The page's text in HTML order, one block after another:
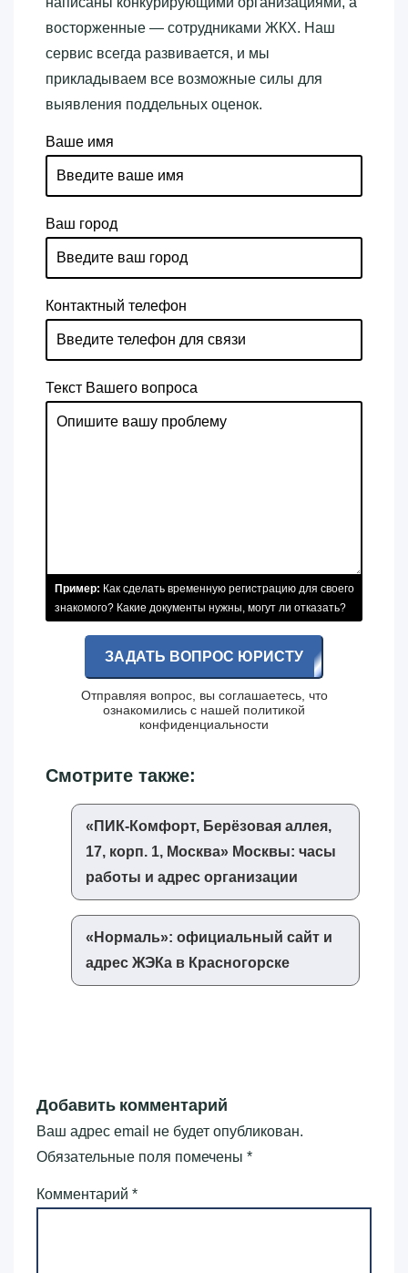
восторженные — сотрудниками ЖКХ. Наш
сервис всегда развивается, и мы
прикладываем все возможные силы для
выявления поддельных оценок.
Ваше имя
Ваш город
Контактный телефон
Текст Вашего вопроса
Пример: Как сделать временную регистрацию для своего
знакомого? Какие документы нужны, могут ли отказать?
ЗАДАТЬ ВОПРОС ЮРИСТУ
Отправляя вопрос, вы соглашаетесь, что
ознакомились с нашей политикой
конфиденциальности
Смотрите также:
«‎ПИК-Комфорт, Берёзовая аллея,
17, корп. 1, Москва»‎ Москвы: часы
работы и адрес организации
«‎Нормаль»‎: официальный сайт и
адрес ЖЭКа в Красногорске
Добавить комментарий
Ваш адрес email не будет опубликован.
Обязательные поля помечены *
Комментарий *